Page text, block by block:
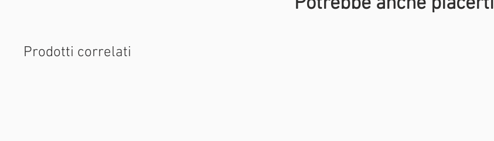
Prodotti correlati